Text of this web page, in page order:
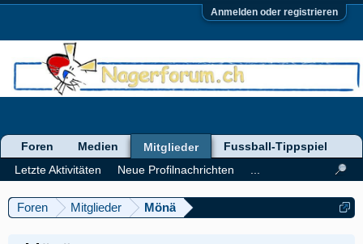
Anmelden oder registrieren
Foren Mitglieder Mönä
Foren Medien
Mitglieder
Letzte Aktivitäten
Neue Profilnachrichten
Fussball-Tippspiel